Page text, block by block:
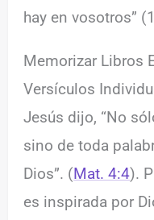
hay en vosotros”
Memorizar Libros
Versículos
Jesús dijo, “No
sino de toda
Dios”. (Mat. 4:4).
es inspirada por